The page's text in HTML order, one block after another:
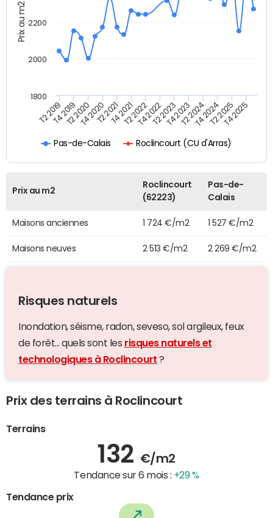
Prix au m2
Pas-de-Calais Roclincourt (CU d'Arras)
T2 2019T4 2019T2 2020T4 2020T2 2021T4 2021T2 2022T4 2022T2 2023T4 2023T2 2024T4 2024T2 2025T4 2025
1800
2000
2200
Prix au m2
Roclincourt
(62223)
Pas-de-
Calais
Maisons anciennes 1 724 €/m2 1 527 €/m2
Maisons neuves 2 513 €/m2 2 269 €/m2
Risques naturels
Inondation, séisme, radon, seveso, sol argileux, feux
de forêt... quels sont les risques naturels et
technologiques à Roclincourt ?
Prix des terrains à Roclincourt
Terrains
132 €/m2
Tendance sur 6 mois : +29 %
Tendance prix